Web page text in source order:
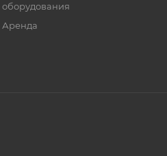
оборудования
Аренда